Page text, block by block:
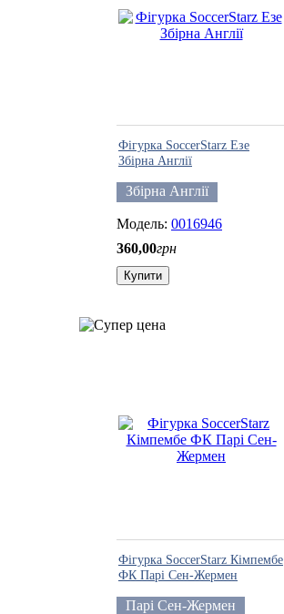
Фігурка SoccerStarz Езе
Збірна Англії
Збірна Англії
0016946
360,00грн
Купити
Фігурка SoccerStarz Кімпембе
ФК Парі Сен-Жермен
Парі Сен-Жермен